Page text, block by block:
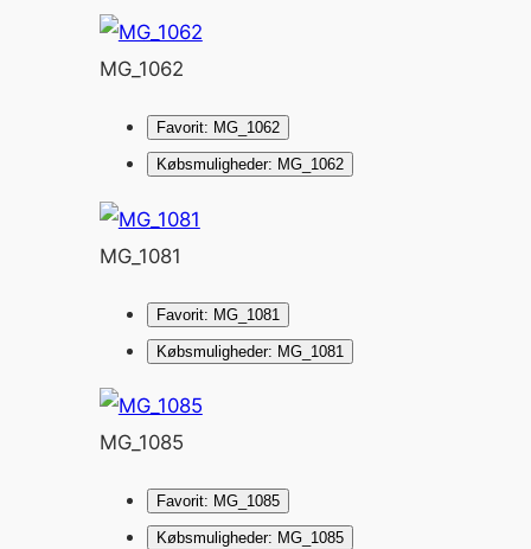
MG_1062
Favorit: MG_1062
Købsmuligheder: MG_1062
MG_1081
Favorit: MG_1081
Købsmuligheder: MG_1081
MG_1085
Favorit: MG_1085
Købsmuligheder: MG_1085